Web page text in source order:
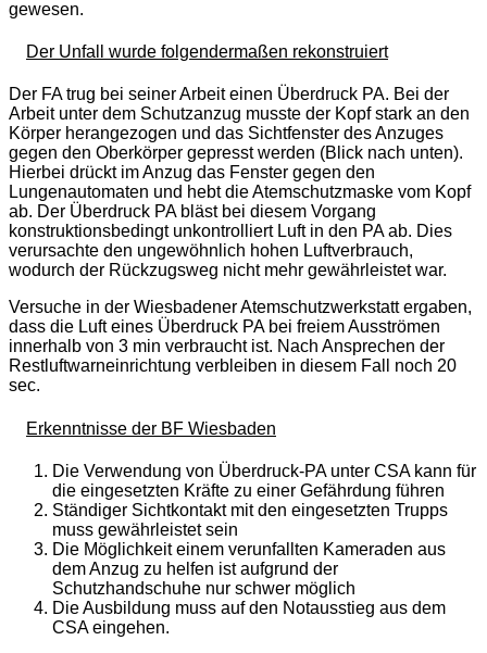
gewesen.
Der Unfall wurde folgendermaßen rekonstruiert
Der FA trug bei seiner Arbeit einen Überdruck PA. Bei der
Arbeit unter dem Schutzanzug musste der Kopf stark an den
Körper herangezogen und das Sichtfenster des Anzuges
gegen den Oberkörper gepresst werden (Blick nach unten).
Hierbei drückt im Anzug das Fenster gegen den
Lungenautomaten und hebt die Atemschutzmaske vom Kopf
ab. Der Überdruck PA bläst bei diesem Vorgang
konstruktionsbedingt unkontrolliert Luft in den PA ab. Dies
verursachte den ungewöhnlich hohen Luftverbrauch,
wodurch der Rückzugsweg nicht mehr gewährleistet war.
Versuche in der Wiesbadener Atemschutzwerkstatt ergaben,
dass die Luft eines Überdruck PA bei freiem Ausströmen
innerhalb von 3 min verbraucht ist. Nach Ansprechen der
Restluftwarneinrichtung verbleiben in diesem Fall noch 20
sec.
Erkenntnisse der BF Wiesbaden
Die Verwendung von Überdruck-PA unter CSAkann für
die eingesetzten Kräfte zu einer Gefährdung führen
Ständiger Sichtkontakt mit den eingesetzten Trupps
muss gewährleistet sein
Die Möglichkeit einem verunfallten Kameraden aus
dem Anzug zu helfen ist aufgrund der
Schutzhandschuhe nur schwer möglich
Die Ausbildung muss auf den Notausstieg aus dem
CSA eingehen.